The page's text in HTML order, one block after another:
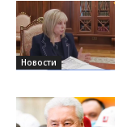
Новости